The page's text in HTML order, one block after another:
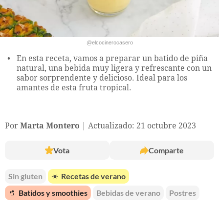
@elcocinerocasero
En esta receta, vamos a preparar un batido de piña
natural, una bebida muy ligera y refrescante con un
sabor sorprendente y delicioso. Ideal para los
amantes de esta fruta tropical.
Por Marta Montero Actualizado: 21 octubre 2023
Vota Comparte
Sin gluten ☀️ Recetas de verano
🥤 Batidos y smoothies Bebidas de verano Postres